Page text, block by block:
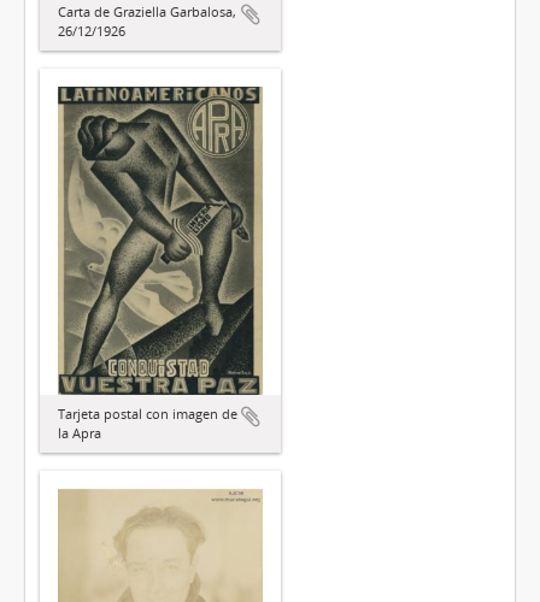
Carta de Graziella Garbalosa,
26/12/1926
Tarjeta postal con imagen de
la Apra